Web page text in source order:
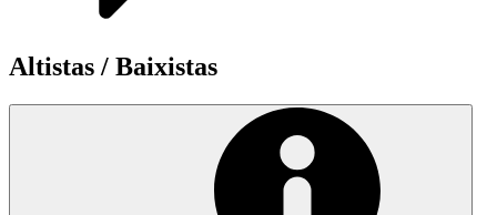
Altistas / Baixistas